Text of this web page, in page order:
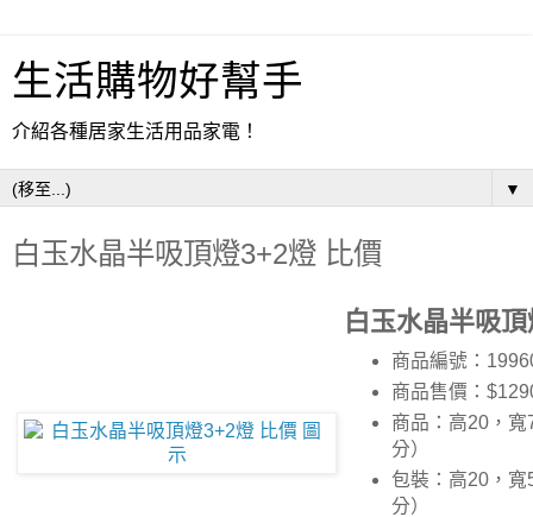
生活購物好幫手
介紹各種居家生活用品家電！
▼
白玉水晶半吸頂燈3+2燈 比價
白玉水晶半吸
商品編號：
商品售價：
商品：高20，
分）
包裝：高20，寬
分）